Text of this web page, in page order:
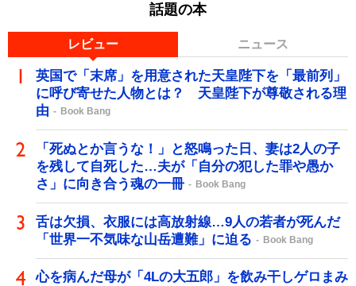
話題の本
レビュー ニュース
英国で「末席」を用意された天皇陛下を「最前列」
に呼び寄せた人物とは？ 天皇陛下が尊敬される理
由
Book Bang
「死ぬとか言うな！」と怒鳴った日、妻は2人の子
を残して自死した…夫が「自分の犯した罪や愚か
さ」に向き合う魂の一冊
Book Bang
舌は欠損、衣服には高放射線…9人の若者が死んだ
「世界一不気味な山岳遭難」に迫る
Book Bang
心を病んだ母が「4Lの大五郎」を飲み干しゲロまみ